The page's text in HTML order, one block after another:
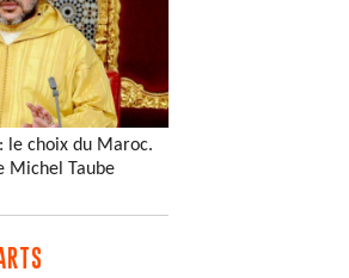
le choix du Maroc.
Michel Taube